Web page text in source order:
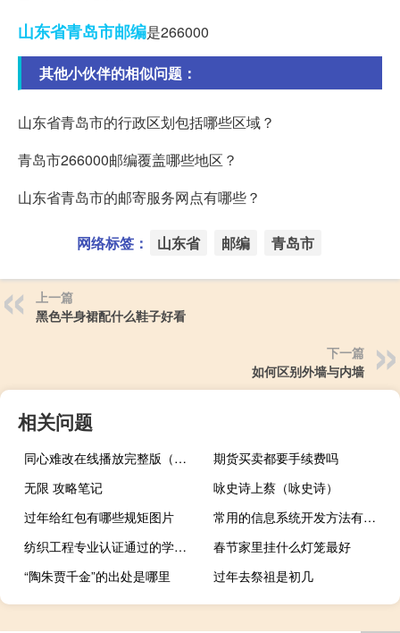
山东省青岛市邮编是266000
其他小伙伴的相似问题：
山东省青岛市的行政区划包括哪些区域？
青岛市266000邮编覆盖哪些地区？
山东省青岛市的邮寄服务网点有哪些？
网络标签： 山东省 邮编 青岛市
上一篇
黑色半身裙配什么鞋子好看
下一篇
如何区别外墙与内墙
相关问题
同心难改在线播放完整版（同心难改吧）
期货买卖都要手续费吗
无限 攻略笔记
咏史诗上蔡（咏史诗）
过年给红包有哪些规矩图片
常用的信息系统开发方法有（信息系统开发中常用的两种基本方法）
纺织工程专业认证通过的学校有哪些
春节家里挂什么灯笼最好
“陶朱贾千金”的出处是哪里
过年去祭祖是初几